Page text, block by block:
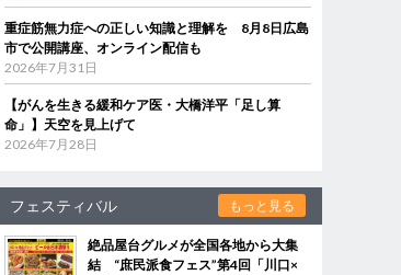
重症筋無力症への正しい知識と理解を 8月8日広島
市で公開講座、オンライン配信も
2026年7月31日
【がんを生きる緩和ケア医・大橋洋平「足し算
命」】天空を見上げて
2026年7月28日
フェスティバル もっと見る
絶品屋台グルメが全国各地から大集
結 “庶民派食フェス”第4回「川口×